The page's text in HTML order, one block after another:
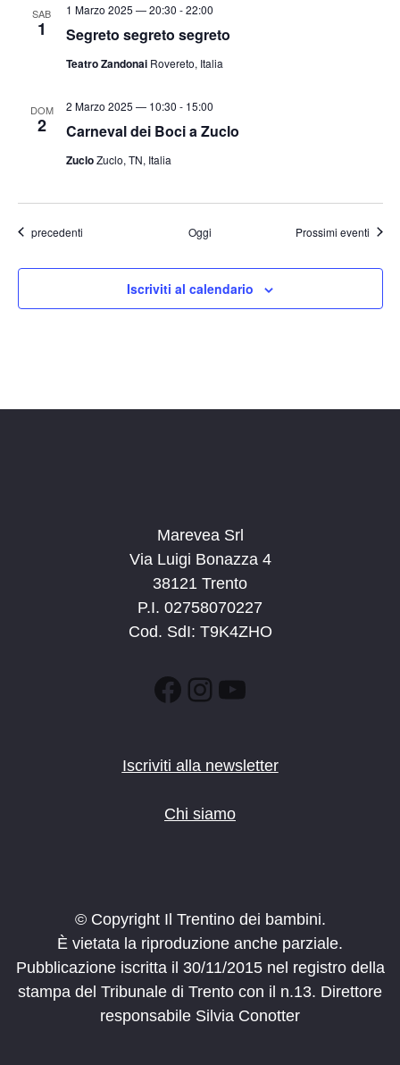
SAB
1 Segreto segreto segreto
1 Marzo 2025 — 20:30 -22:00
Teatro Zandonai Rovereto, Italia
DOM
2 Carneval dei Boci a Zuclo
2 Marzo 2025 — 10:30 - 15:00
ZucloZuclo, TN, Italia
Eventi
precedenti Oggi Prossimi eventi
Iscriviti al calendario
Marevea Srl
Via Luigi Bonazza 4
38121 Trento
P.I. 02758070227
Cod. SdI: T9K4ZHO
Facebook
Instagram
YouTube
Iscriviti alla newsletter
Chi siamo
© Copyright Il Trentino dei bambini.
È vietata la riproduzione anche parziale.
Pubblicazione iscritta il 30/11/2015 nel registro della
stampa del Tribunale di Trento con il n.13. Direttore
responsabile Silvia Conotter